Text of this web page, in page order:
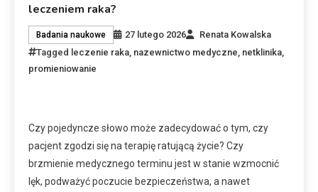
leczeniem raka?
Badania naukowe 27 lutego 2026
Renata Kowalska
Tagged leczenie raka nazewnictwo medyczne netklinika
promieniowanie
Czy pojedyncze słowo może zadecydować o tym, czy
pacjent zgodzi się na terapię ratującą życie? Czy
brzmienie medycznego terminu jest w stanie wzmocnić
lęk, podważyć poczucie bezpieczeństwa, a nawet